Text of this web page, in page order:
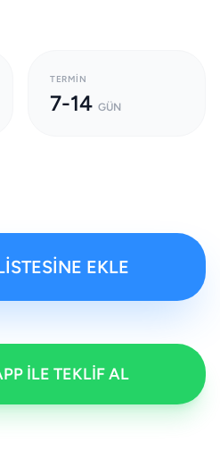
TERMIN
7-14 GÜN
EKLE
İLE TEKLİF AL